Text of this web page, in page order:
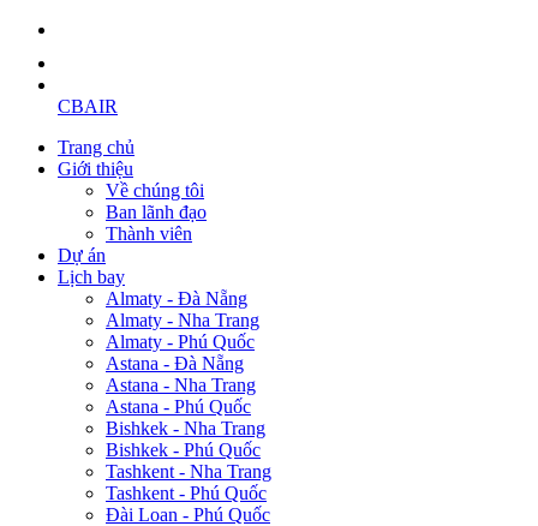
CBAIR
Trang chủ
Giới thiệu
Về chúng tôi
Ban lãnh đạo
Thành viên
Dự án
Lịch bay
Almaty - Đà Nẵng
Almaty - Nha Trang
Almaty - Phú Quốc
Astana - Đà Nẵng
Astana - Nha Trang
Astana - Phú Quốc
Bishkek - Nha Trang
Bishkek - Phú Quốc
Tashkent - Nha Trang
Tashkent - Phú Quốc
Đài Loan - Phú Quốc